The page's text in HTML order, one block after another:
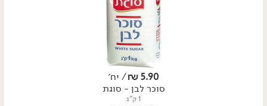
5.90
₪/ יח׳
סוכר לבן - סוגת
1 ק"ג